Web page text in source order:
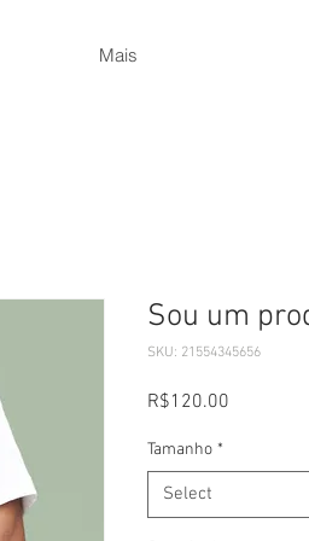
Mais
Sou um
SKU: 21554345656
R$120.00
Tamanho *
Select